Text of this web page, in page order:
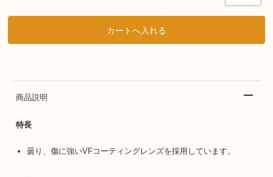
商品説明
特長
曇り、傷に強いVFコーティングレンズを採用しています。